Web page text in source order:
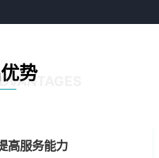
势
高服务能力